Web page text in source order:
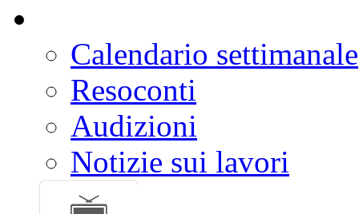
Calendario settimanale
Resoconti
Audizioni
Notizie sui lavori